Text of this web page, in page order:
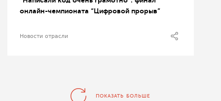
онлайн-чемпионата “Цифровой прорыв”
Новости отрасли
ПОКАЗАТЬ БОЛЬШЕ